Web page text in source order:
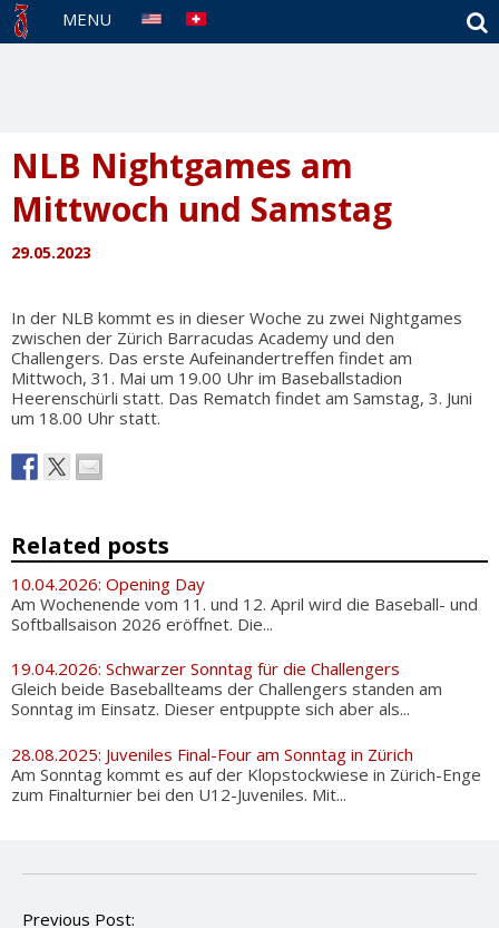
MENU
NLB Nightgames am
Mittwoch und Samstag
29.05.2023
In der NLB kommt es in dieser Woche zu zwei Nightgames
zwischen der Zürich Barracudas Academy und den
Challengers. Das erste Aufeinandertreffen findet am
Mittwoch, 31. Mai um 19.00 Uhr im Baseballstadion
Heerenschürli statt. Das Rematch findet am Samstag, 3. Juni
um 18.00 Uhr statt.
Related posts
10.04.2026: Opening Day
Am Wochenende vom 11. und 12. April wird die Baseball- und
Softballsaison 2026 eröffnet. Die...
19.04.2026: Schwarzer Sonntag für die Challengers
Gleich beide Baseballteams der Challengers standen am
Sonntag im Einsatz. Dieser entpuppte sich aber als...
28.08.2025: Juveniles Final-Four am Sonntag in Zürich
Am Sonntag kommt es auf der Klopstockwiese in Zürich-Enge
zum Finalturnier bei den U12-Juveniles. Mit...
P
Previous Post: